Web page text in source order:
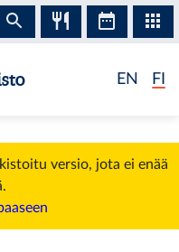
EN FI
versio, jota ei enää